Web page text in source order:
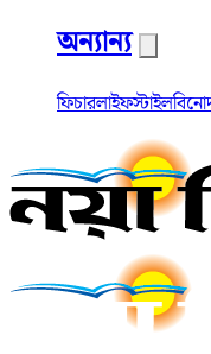
অন্যান্য
ফিচারলাইফস্টাইল